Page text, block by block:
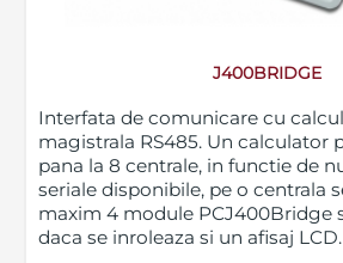
J400BRIDGE
Interfata de comunicare cu
magistrala RS485. Un calculator
pana la 8 centrale, in functie de
seriale disponibile, pe o centrala
maxim 4 module PCJ400Bridge
daca se inroleaza si un afisaj LCD.